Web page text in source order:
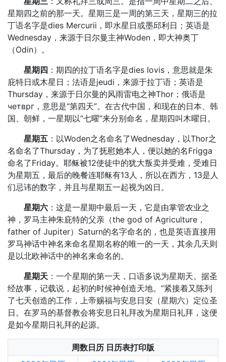
星期四之前的那一天。星期三是一周的第三天，星期三的拉
丁语名字是dies Mercurii，即水星日或墨邱利日；英语是
Wednesday，来源于日尔曼主神Woden，即大神奥丁
（Odin）。
星期四 ：期四的拉丁语名字是dies Iovis，意思就是朱
庇特日或木星日；法语是jeudi，来源于拉丁语；英语是
Thursday，来源于日尔曼的风雨雷电之神Thor；俄语是
четврг，意思是“第四天”。在古代中国，和现在的日本、韩
国、朝鲜，一星期以“七曜”来分别命名，星期四叫木曜日。
星期五 ：以Woden之名命名了Wednesday，以Thor之
名命名了Thursday，为了抚慰她本人，便以她的名Frigga
命名了Friday。耶稣被12使徒中的犹大叛卖并受难，受难日
为星期五，最后的晚餐连耶稣有13人，所以在西方，13是人
们忌讳的数字，并且与星期五一起视为凶日。
星期六 ：这是一星期中最后一天，它是由掌管农业之
神，罗马主神朱庇特的父亲（the god of Agriculture，
father of Jupiter）Saturn的名字命名的，也是英语直接用
罗马神话中神名来命名星期名称的唯一的一天，其余几天则
是以北欧神话中的神名来命名的。
星期天 ：一个星期的第一天，口语多说为星期天。据圣
经故事，记载说，起初的时候神创造天地。”紧接着又陈列
了七天创造的工作，上帝赐福与安息日安（星期六）定位圣
日。在罗马的基督教会将安息日礼拜改为星期日礼拜，这便
是如今星期日礼拜的起源。
周数日历 日历表打印版